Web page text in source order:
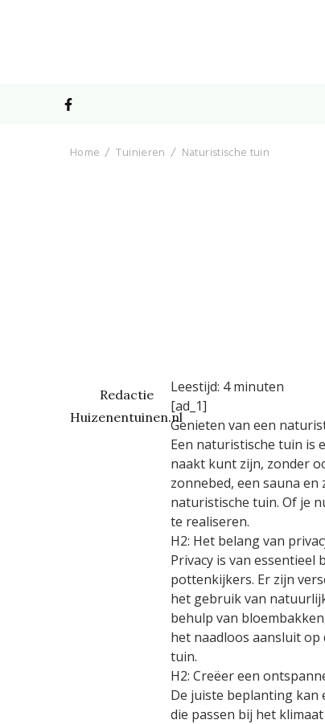
Home Tuinieren Naturistische tuin
Redactie
Huizenentuinen.nl
Leestijd: 4 minuten
[ad_1]
Genieten van een
Een naturistische tuin is
naakt kunt zijn, zonder
zonnebed, een sauna
naturistische tuin. Of je
te realiseren.
H2: Het belang van
Privacy is van
pottenkijkers. Er zijn
het gebruik van
behulp van
het naadloos aansluit
tuin.
H2: Creëer een
De juiste beplanting kan
die passen bij het